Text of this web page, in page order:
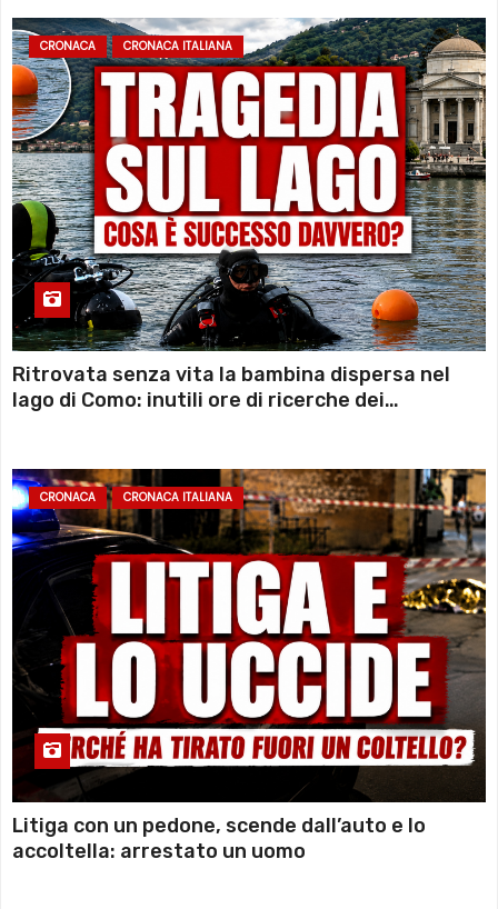
CRONACA CRONACA ITALIANA
Ritrovata senza vita la bambina dispersa nel
lago di Como: inutili ore di ricerche dei
CRONACA CRONACA ITALIANA
Litiga con un pedone, scende dall’auto e lo
accoltella: arrestato un uomo